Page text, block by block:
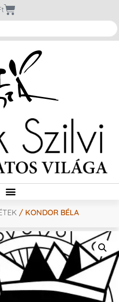
/ KONDOR BÉLA